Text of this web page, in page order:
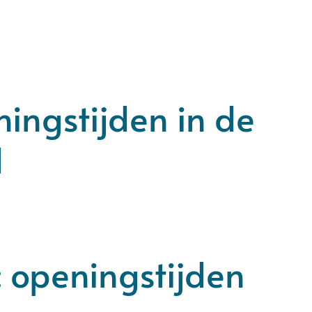
in de
openingstijden